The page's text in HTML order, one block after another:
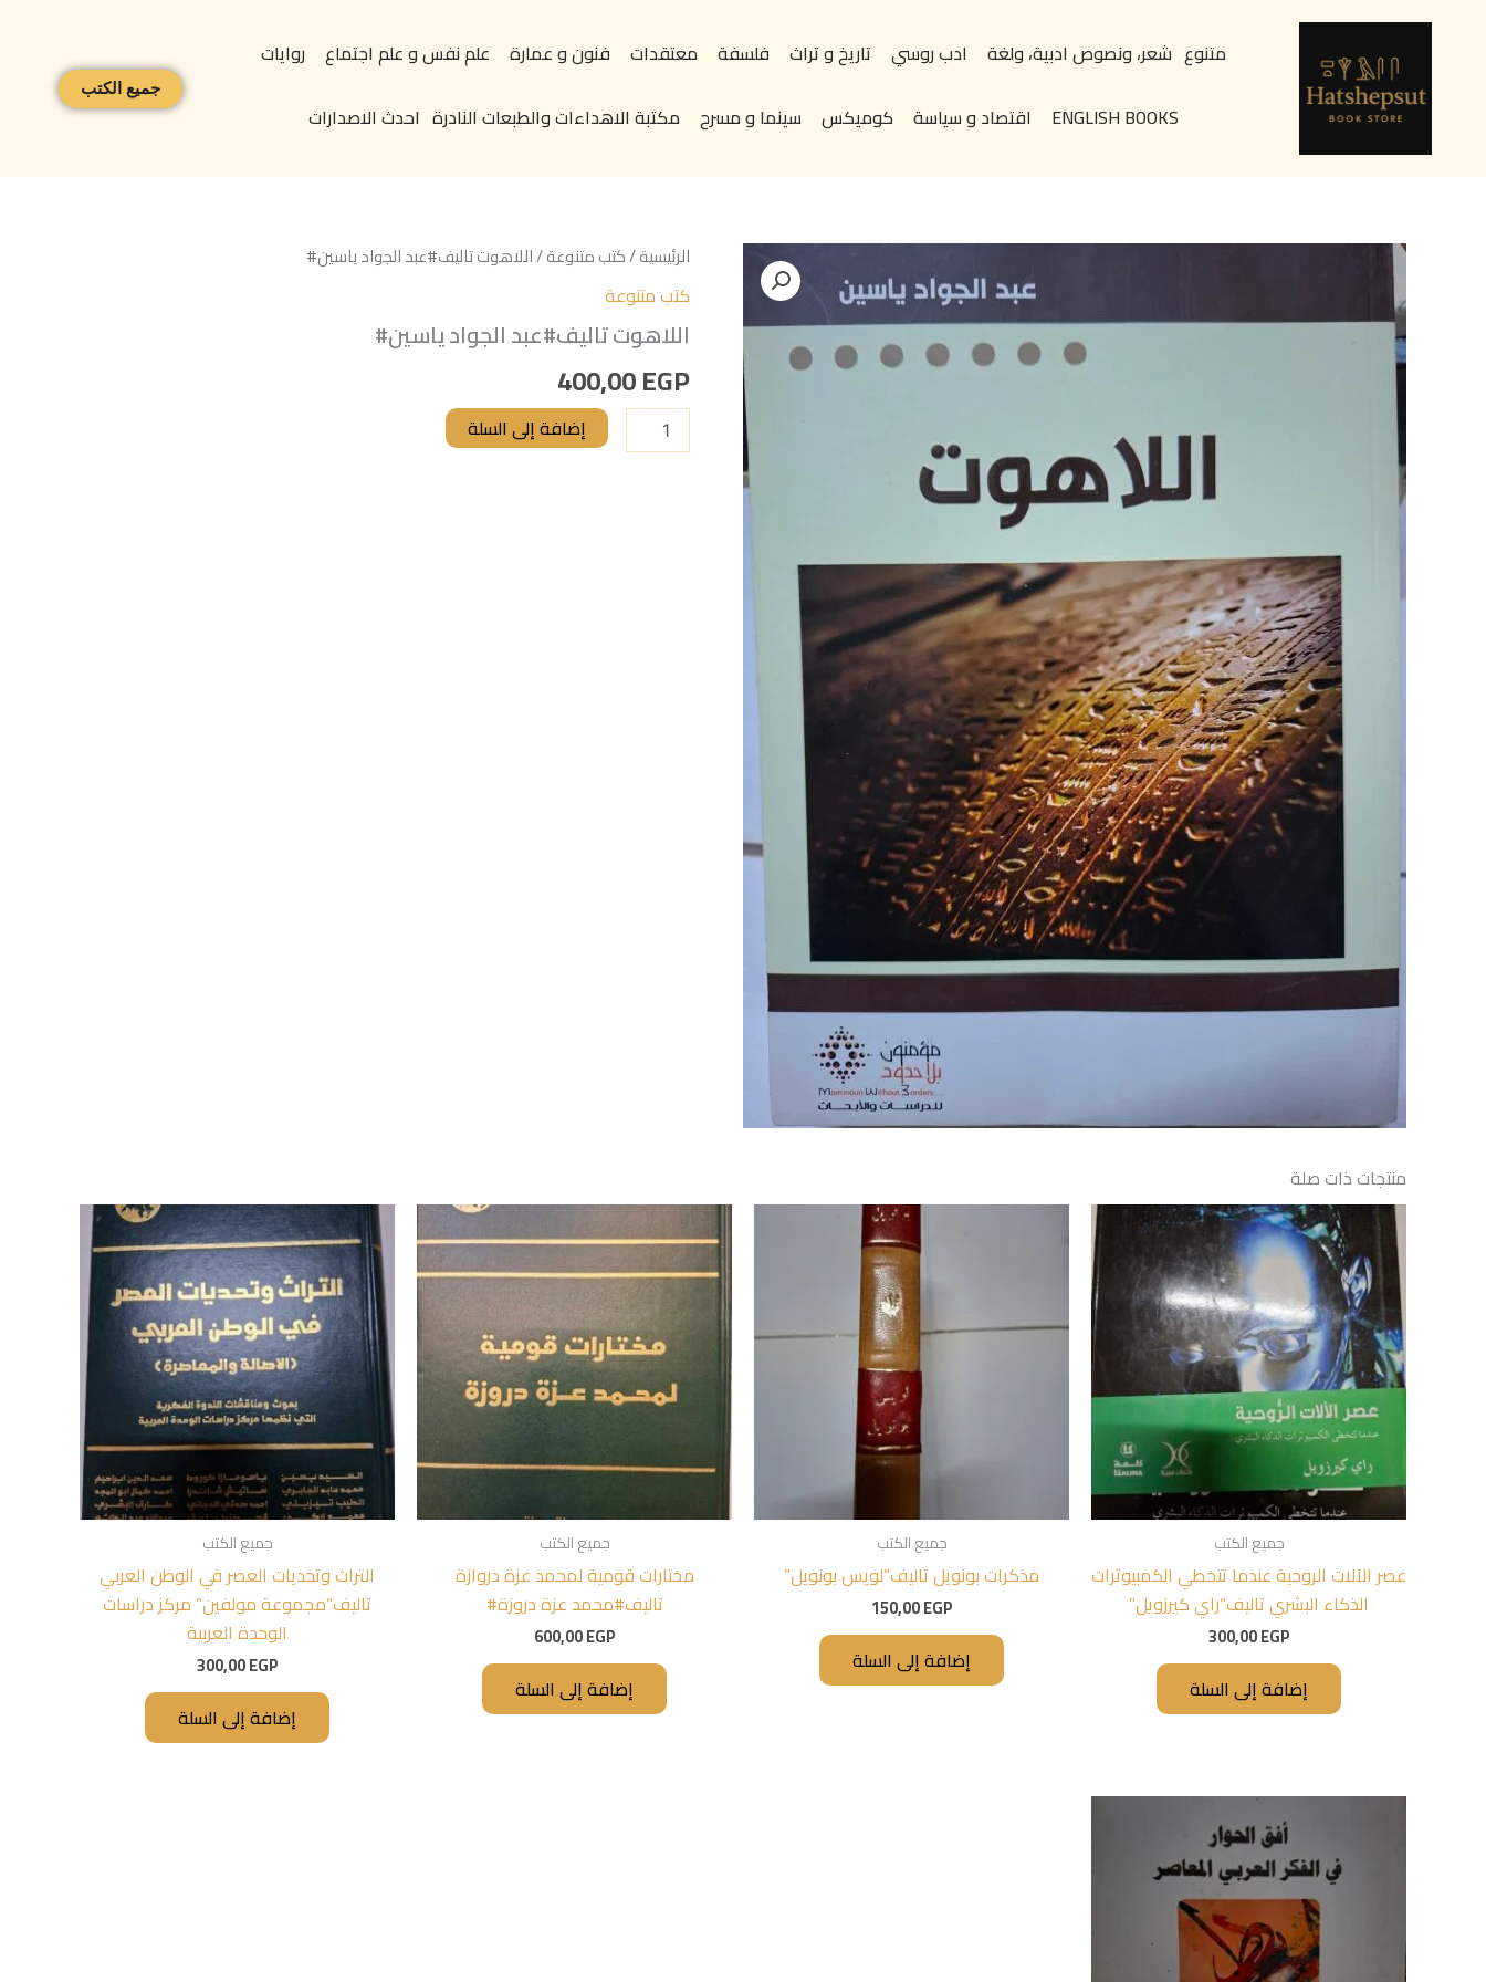
content
متنوع شعر، ونصوص ادبية، ولغة ادب روسي تاريخ و تراث فلسفة معتقدات فنون و عمارة علم نفس و علم اجتماع
روايات
ENGLISH BOOKS
اقتصاد و سياسة كوميكس سينما و مسرح مكتبة الاهداءات والطبعات النادرة احدث الاصدارات
جميع الكتب
الرئيسية/كتب متنوعة/ اللاهوت تاليف#عبد الجواد ياسين#
كتب متنوعة
اللاهوت تاليف#عبد الجواد ياسين#
400,00EGP
كمية
اللاهوت
تاليف#عبد
ياسين#
إضافة إلى السلة
منتجات ذات صلة
جميع الكتب
عصر الآلات الروحية عندما تتخطي الكمبيوترات
الذكاء البشري تاليف”راي كيرزويل”
300,00EGP
إضافة إلى السلة
جميع الكتب
مذكرات بونويل تاليف”لويس بونويل”
150,00EGP
إضافة إلى السلة
جميع الكتب
مختارات قومية لمحمد عزة دروازة
تاليف#محمد عزة دروزة#
600,00EGP
إضافة إلى السلة
جميع الكتب
التراث وتحديات العصر في الوطن العربي
تاليف”مجموعة مولفين” مركز دراسات
الوحدة العربية
300,00EGP
إضافة إلى السلة